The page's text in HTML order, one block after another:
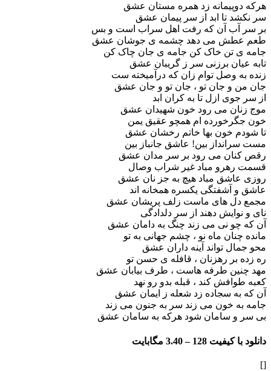
زد همره مستان عشق
تا ابد از سر پیمان عشق
آن که رفت اهل سراب است و بس
می دهد چشمه ی جوشان عشق
خاک کن جامه ی جان چاک کن
برزنی سر ز گریبان عشق
وصل توام زان که درآمیخته ست
جان تو ، جان تو و جان عشق
ازل تا به کران ابد
می رود خون شهیدان عشق
ام همچو عقیق یمن
خون بها خاتم رخشان عشق
بین! عاشق جانباز بین
می رود بر سر مدان عشق
مباد غیر شراب وصال
مباد هیچ به جز نان عشق
یکسره همخانه اند
های ماست زلف پریشان عشق
دهند از سر دلدادگی
نی می زند چنگ به دامان عشق
ماه نو ، چشم جهانی به تو
تواند آینه داران عشق
رهزنان ، قافله ی حسن تو
طرفه هاست ، طرف بیابان عشق
کند ، قبله بدو رو نهد
سجاده زد شعله ز ایمان عشق
خون می زند سر به جنون می زند
سامان شود هرکه به سامان عشق
128 – 3.40 مگابایت